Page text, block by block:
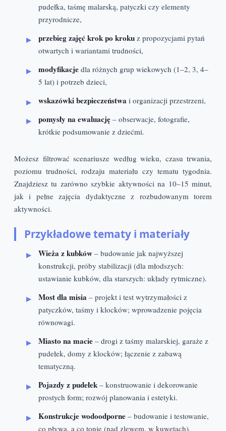
pudełka, taśmę malarską, patyczki czy elementy
przyrodnicze,
przebieg zajęć krok po kroku z propozycjami pytań
otwartych i wariantami trudności,
modyfikacje dla różnych grup wiekowych (1–2, 3, 4–
5 lat) i potrzeb dzieci,
wskazówki bezpieczeństwa i organizacji przestrzeni,
pomysły na ewaluację – obserwacje, fotografie,
krótkie podsumowanie z dziećmi.
Możesz filtrować scenariusze według wieku, czasu trwania,
poziomu trudności, rodzaju materiału czy tematu tygodnia.
Znajdziesz tu zarówno szybkie aktywności na 10–15 minut,
jak i pełne zajęcia dydaktyczne z rozbudowanym torem
aktywności.
Przykładowe tematy i materiały
Wieża z kubków – budowanie jak najwyższej
konstrukcji, próby stabilizacji (dla młodszych:
ustawianie kubków, dla starszych: układy rytmiczne).
Most dla misia – projekt i test wytrzymałości z
patyczków, taśmy i klocków; wprowadzenie pojęcia
równowagi.
Miasto na macie – drogi z taśmy malarskiej, garaże z
pudełek, domy z klocków; łączenie z zabawą
tematyczną.
Pojazdy z pudełek – konstruowanie i dekorowanie
prostych form; rozwój planowania i estetyki.
Konstrukcje wodoodporne – budowanie i testowanie,
co pływa, a co tonie (nad zlewem, w kuwetach).